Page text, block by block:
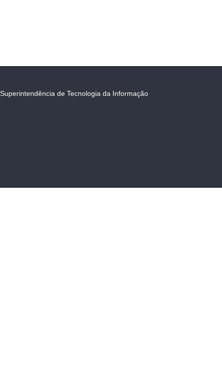
Superintendência de Tecnologia da Informação